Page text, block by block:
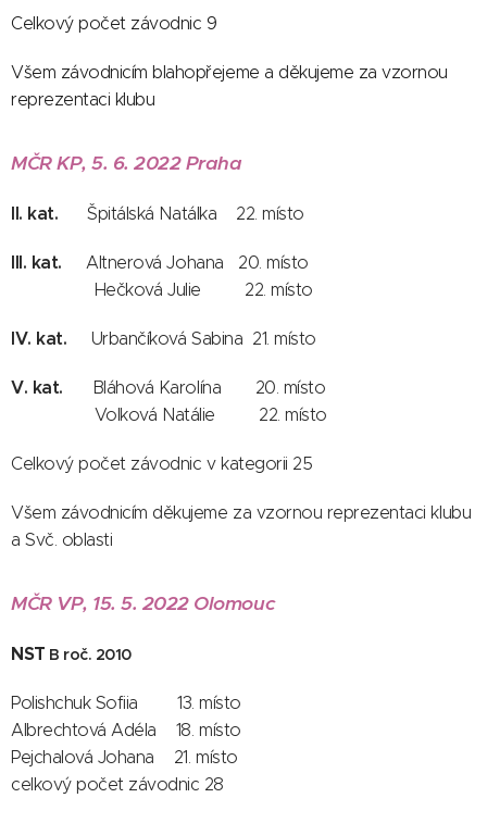
Celkový počet závodnic 9
Všem závodnicím blahopřejeme a děkujeme za vzornou
reprezentaci klubu
MČR KP, 5. 6. 2022 Praha
II. kat. Špitálská Natálka 22. místo
III. kat.
Altnerová Johana 20. místo
Hečková Julie 22. místo
IV. kat. Urbančíková Sabina 21. místo
V. kat.
Bláhová Karolína 20. místo
Volková Natálie 22. místo
Celkový počet závodnic v kategorii 25
Všem závodnicím děkujeme za vzornou reprezentaci klubu
a Svč. oblasti
MČR VP, 15. 5. 2022 Olomouc
NST B roč. 2010
Polishchuk Sofiia 13. místo
Albrechtová Adéla 18. místo
Pejchalová Johana 21. místo
celkový počet závodnic 28